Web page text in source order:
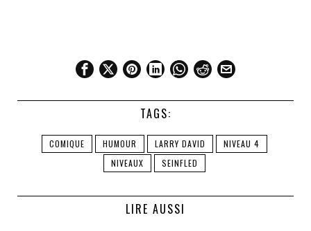
TAGS:
COMIQUE HUMOUR LARRY DAVID
NIVEAU 4
NIVEAUX
SEINFLED
LIRE AUSSI